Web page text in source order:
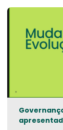
busca